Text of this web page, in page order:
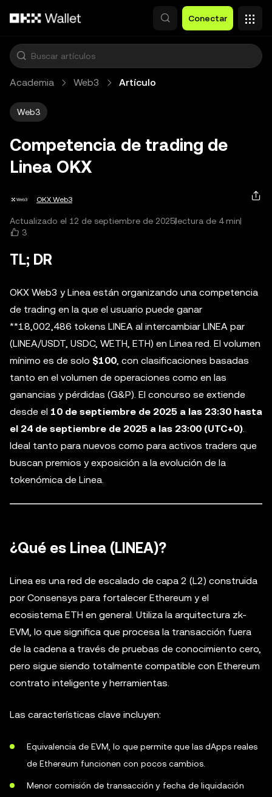
Conectar
Academia Web3 Artículo
Web3
Competencia de trading de
Linea OKX
OKX Web3
Actualizado el 12 de septiembre de 2025lectura de 4 min
3
TL; DR
OKX Web3 y Linea están organizando una competencia
de trading en la que el usuario puede ganar
**18,002,486 tokens LINEA al intercambiar LINEA par
(LINEA/USDT, USDC, WETH, ETH) en Linea red. El volumen
mínimo es de solo $100, con clasificaciones basadas
tanto en el volumen de operaciones como en las
ganancias y pérdidas (G&P). El concurso se extiende
desde el 10 de septiembre de 2025 a las 23:30 hasta
el 24 de septiembre de 2025 a las 23:00 (UTC+0).
Ideal tanto para nuevos como para activos traders que
buscan premios y exposición a la evolución de la
tokenómica de Linea.
¿Qué es Linea (LINEA)?
Linea es una red de escalado de capa 2 (L2) construida
por Consensys para fortalecer Ethereum y el
ecosistema ETH en general. Utiliza la arquitectura zk-
EVM, lo que significa que procesa la transacción fuera
de la cadena a través de pruebas de conocimiento cero,
pero sigue siendo totalmente compatible con Ethereum
contrato inteligente y herramientas.
Las características clave incluyen:
Equivalencia de EVM, lo que permite que las dApps reales
de Ethereum funcionen con pocos cambios.
Menor comisión de transacción y fecha de liquidación